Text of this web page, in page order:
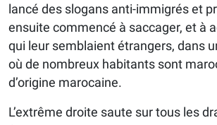
lancé des slogans anti-immigrés et
ensuite commencé à saccager, et à
qui leur semblaient étrangers, dans
où de nombreux habitants sont
d’origine marocaine.
L’extrême droite saute sur tous les